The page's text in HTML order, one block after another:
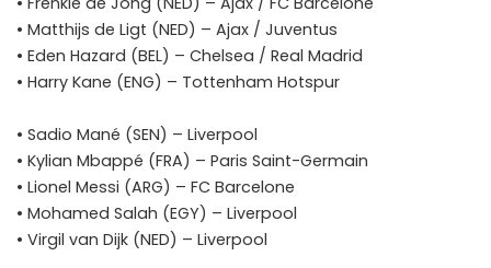
• Matthijs de Ligt (NED) – Ajax / Juventus
• Eden Hazard (BEL) – Chelsea / Real Madrid
• Harry Kane (ENG) – Tottenham Hotspur
• Sadio Mané (SEN) – Liverpool
• Kylian Mbappé (FRA) – Paris Saint-Germain
• Lionel Messi (ARG) – FC Barcelone
• Mohamed Salah (EGY) – Liverpool
• Virgil van Dijk (NED) – Liverpool